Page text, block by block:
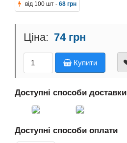
від 100 шт - 68 грн
74 грн
Купити
Доступні способи доставки
Доступні способи оплати